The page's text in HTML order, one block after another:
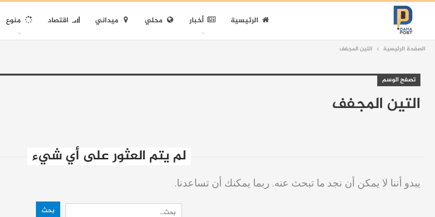
الرئيسية أخبار محلي ميداني اقتصاد منوع
الصفحة الرئيسية التين المجفف
تصفح الوسم
التين المجفف
لم يتم العثور على أي شيء
يبدو أننا لا يمكن أن نجد ما تبحث عنه. ربما يمكنك أن تساعدنا.